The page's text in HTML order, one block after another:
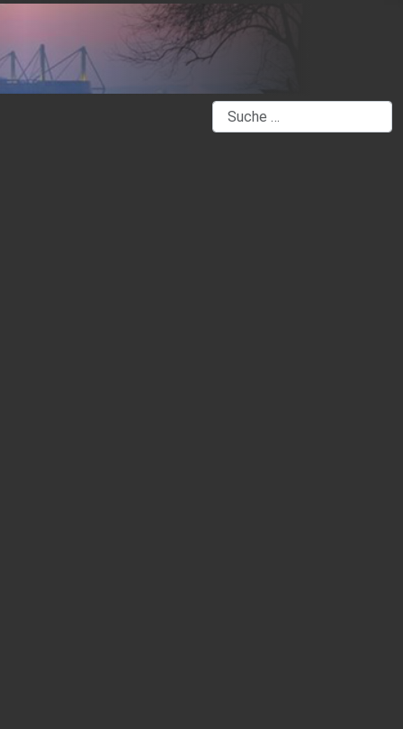
Suchen